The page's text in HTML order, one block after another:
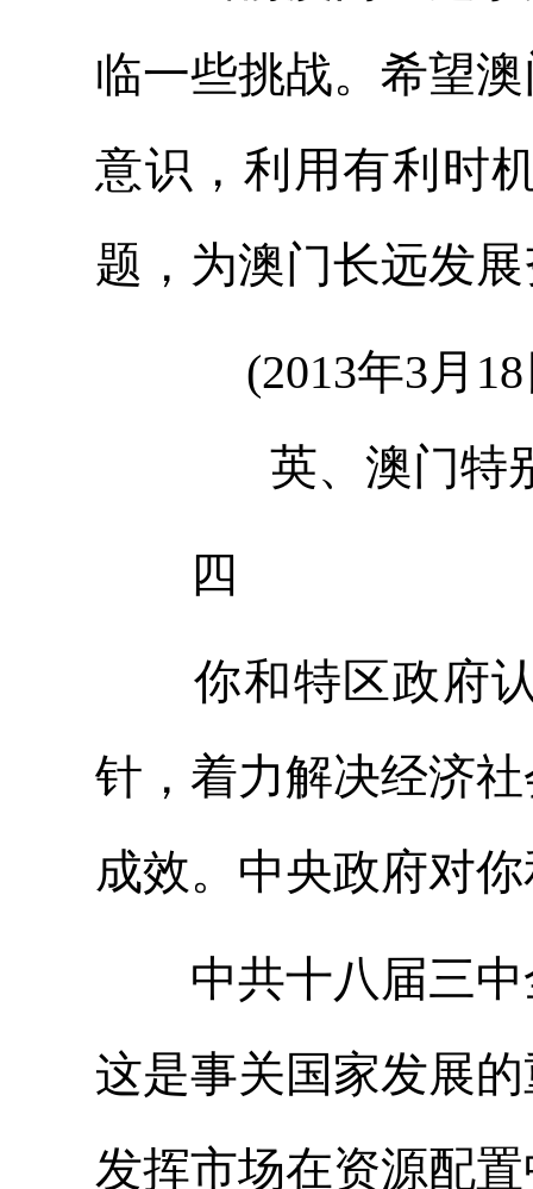
临一些挑战。希望
意识，利用有利时
题，为澳门长远发
(2013年3月18
英、澳门特
四
你和特区政府认
针，着力解决经济
成效。中央政府对
中共十八届三中
这是事关国家发展
发挥市场在资源配